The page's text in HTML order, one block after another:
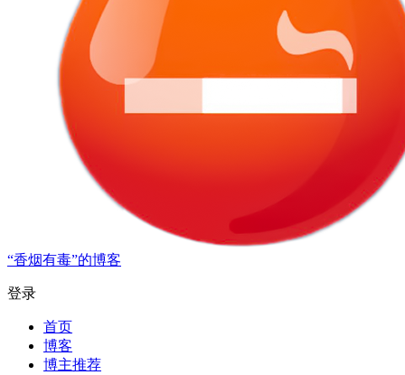
“香烟有毒”的博客
登录
首页
博客
博主推荐